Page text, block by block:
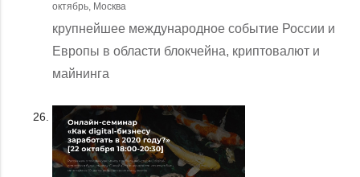
октябрь, Москва
крупнейшее международное событие России и
Европы в области блокчейна, криптовалют и
майнинга